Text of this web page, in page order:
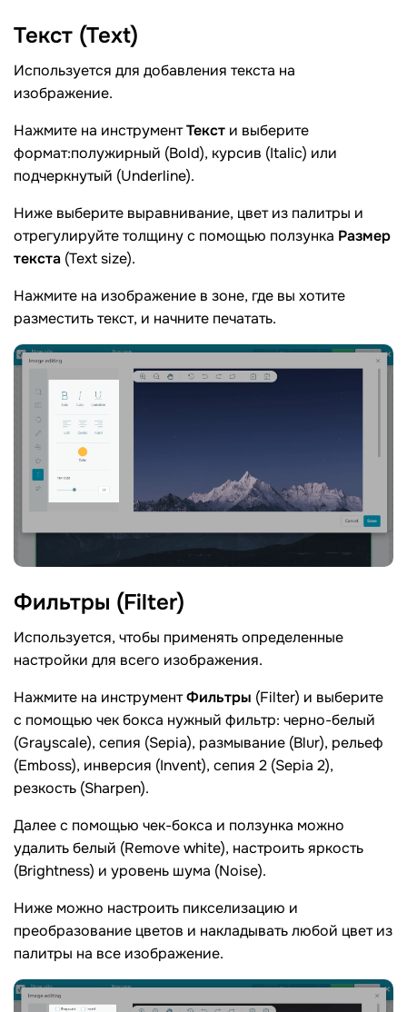
Текст (Text)
Используется для добавления текста на
изображение.
Нажмите на инструментТекст и выберите
формат:полужирный (Bold), курсив (Italic) или
подчеркнутый (Underline).
Ниже выберите выравнивание, цвет из палитры и
отрегулируйте толщину с помощью ползунка Размер
текста (Text size).
Нажмите на изображение в зоне, где вы хотите
разместить текст, и начните печатать.
Фильтры (Filter)
Используется, чтобы применять определенные
настройки для всего изображения.
Нажмите на инструментФильтры (Filter) и выберите
с помощью чек бокса нужный фильтр: черно-белый
(Grayscale), сепия (Sepia), размывание (Blur), рельеф
(Emboss), инверсия (Invent), сепия 2 (Sepia 2),
резкость (Sharpen).
Далее с помощью чек-бокса и ползунка можно
удалить белый (Remove white), настроить яркость
(Brightness) и уровень шума (Noise).
Ниже можно настроить пикселизацию и
преобразование цветов и накладывать любой цвет из
палитры на все изображение.